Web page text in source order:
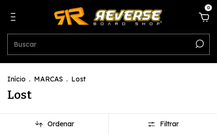
0
Início . MARCAS . Lost
Lost
Ordenar Filtrar